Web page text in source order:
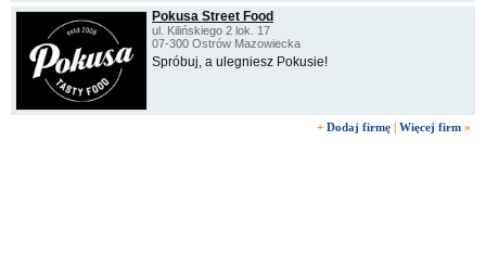
Pokusa Street Food
ul. Kilińskiego 2 lok. 17
07-300 Ostrów Mazowiecka
Spróbuj, a ulegniesz Pokusie!
+ Dodaj firmę | Więcej firm »